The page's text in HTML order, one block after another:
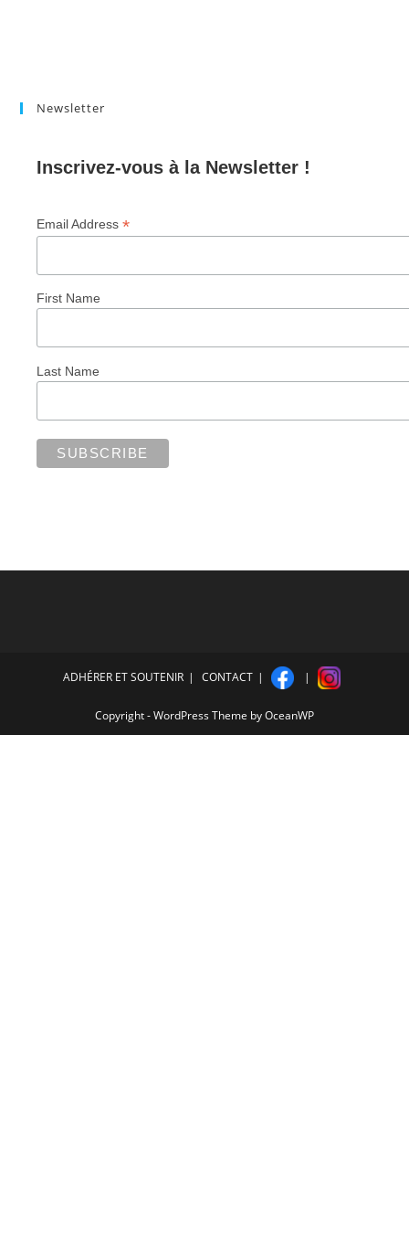
Newsletter
Inscrivez-vous à la Newsletter !
Email Address*
First Name
Last Name
ADHÉRER ET SOUTENIR CONTACT
Copyright - WordPress Theme by OceanWP